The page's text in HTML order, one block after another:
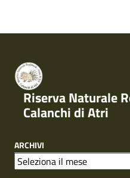
Riserva Naturale
Calanchi di Atri
ARCHIVI
A